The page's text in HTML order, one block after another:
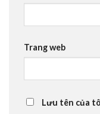
Trang web
Lưu tên của